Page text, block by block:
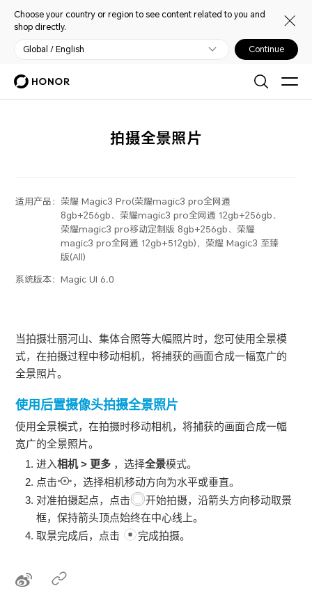
Choose your country or region to see content related to you and
shop directly.
Global / English Continue
拍摄全景照片
适用产品： 荣耀 Magic3 Pro(荣耀magic3 pro全网通
8gb+256gb、荣耀magic3 pro全网通 12gb+256gb、
荣耀magic3 pro移动定制版 8gb+256gb、荣耀
magic3 pro全网通 12gb+512gb)，荣耀 Magic3 至臻
版(All)
系统版本：Magic UI 6.0
当拍摄壮丽河山、集体合照等大幅照片时，您可使用全景模
式，在拍摄过程中移动相机，将捕获的画面合成一幅宽广的
全景照片。
使用后置摄像头拍摄全景照片
使用全景模式，在拍摄时移动相机，将捕获的画面合成一幅
宽广的全景照片。
进入相机> 更多 ，选择全景模式。
点击
，选择相机移动方向为水平或垂直。
对准拍摄起点，点击
开始拍摄，沿箭头方向移动取景
框，保持箭头顶点始终在中心线上。
取景完成后，点击
完成拍摄。